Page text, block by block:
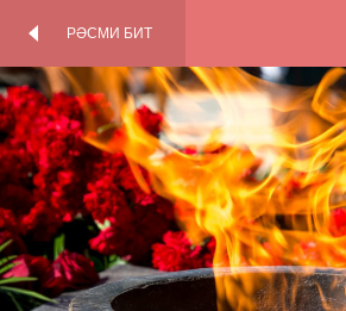
РӘСМИ БИТ
АРТЫНДА
РӘСМИ БИТ